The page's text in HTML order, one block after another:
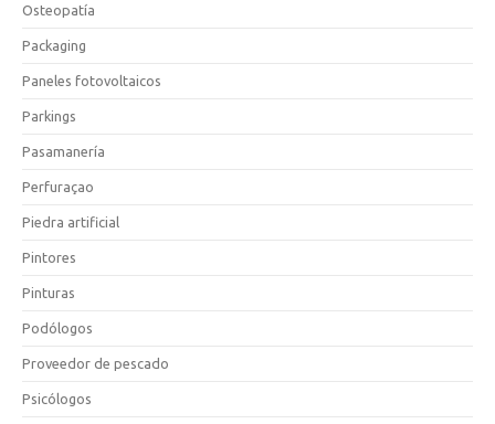
Osteopatía
Packaging
Paneles fotovoltaicos
Parkings
Pasamanería
Perfuraçao
Piedra artificial
Pintores
Pinturas
Podólogos
Proveedor de pescado
Psicólogos